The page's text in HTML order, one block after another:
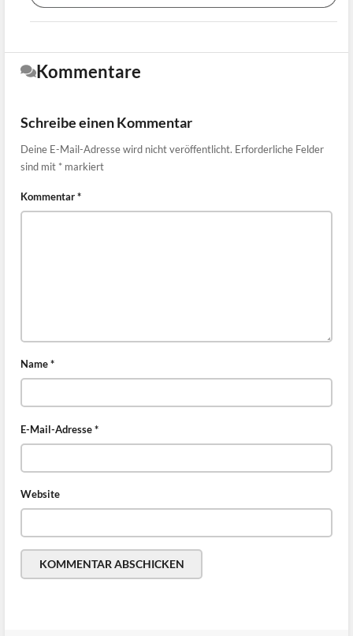
Kommentare
Schreibe einen Kommentar
Deine E-Mail-Adresse wird nicht veröffentlicht. Erforderliche Felder
sind mit * markiert
Kommentar*
Name*
E-Mail-Adresse*
Website